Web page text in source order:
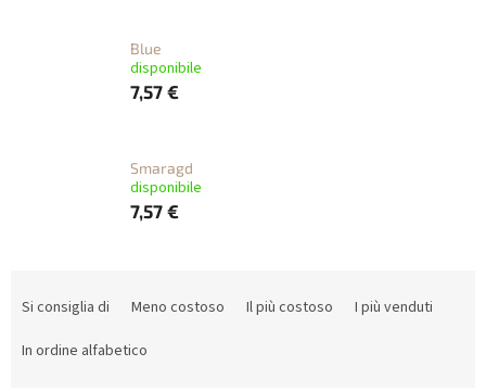
Blue
disponibile
7,57 €
Smaragd
disponibile
7,57 €
Si consiglia di Meno costoso Il più costoso
I più venduti
In ordine alfabetico